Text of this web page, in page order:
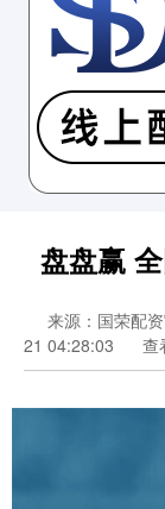
盘盘赢
来源：国荣配
21 04:28:03
查